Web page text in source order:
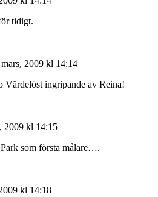
tidigt.
2009 kl 14:14
Värdelöst ingripande av Reina!
2009 kl 14:15
som första målare….
kl 14:18